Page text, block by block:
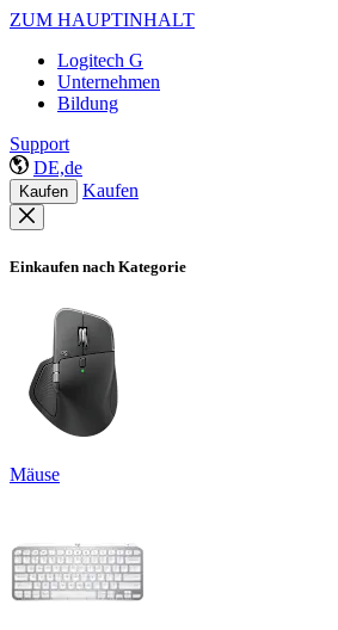
ZUM HAUPTINHALT
Logitech G
Unternehmen
Bildung
Support
DE,de
Kaufen Kaufen
Einkaufen nach Kategorie
Mäuse